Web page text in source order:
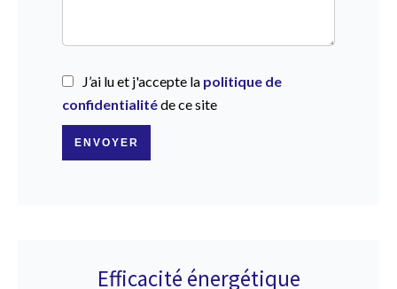
J’ai lu et j'accepte la politique de
confidentialitéde ce site
ENVOYER
Efficacité énergétique